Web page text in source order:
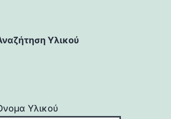
Υλικού
Υλικού